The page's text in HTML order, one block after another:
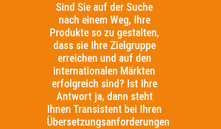
Sind Sie auf der Suche
nach einem Weg, Ihre
Produkte so zu gestalten,
dass sie Ihre Zielgruppe
erreichen und auf den
internationalen Märkten
erfolgreich sind? Ist Ihre
Antwort ja, dann steht
Ihnen Transistent bei Ihren
Übersetzungsanforderungen